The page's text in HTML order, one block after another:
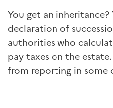
You get an inheritance?
declaration of
authorities who
pay taxes on the
from reporting in some